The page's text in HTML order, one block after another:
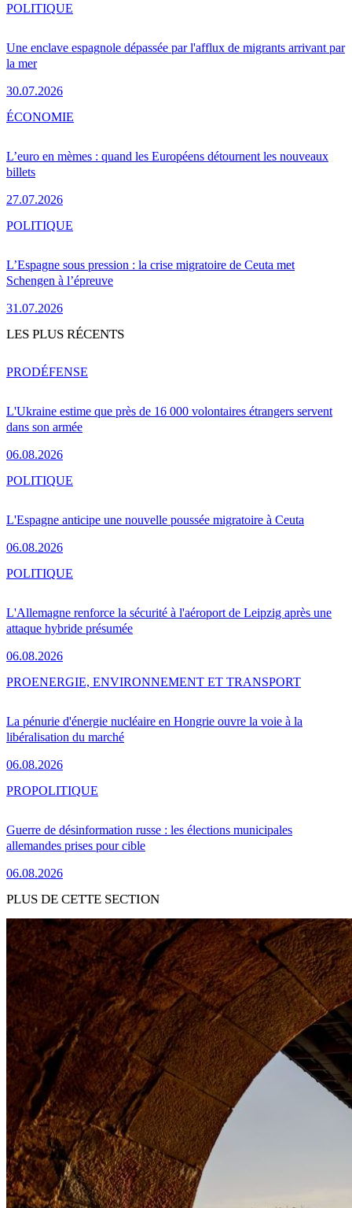
Une enclave espagnole dépassée par l'afflux de migrants arrivant par
la mer
30.07.2026
POLITIQUE
L’euro en mèmes : quand les Européens détournent les nouveaux
billets
27.07.2026
ÉCONOMIE
L’Espagne sous pression : la crise migratoire de Ceuta met
Schengen à l’épreuve
31.07.2026
POLITIQUE
LES PLUS RÉCENTS
L'Ukraine estime que près de 16 000 volontaires étrangers servent
dans son armée
06.08.2026
PRODÉFENSE
L'Espagne anticipe une nouvelle poussée migratoire à Ceuta
06.08.2026
POLITIQUE
L'Allemagne renforce la sécurité à l'aéroport de Leipzig après une
attaque hybride présumée
06.08.2026
POLITIQUE
La pénurie d'énergie nucléaire en Hongrie ouvre la voie à la
libéralisation du marché
06.08.2026
PROENERGIE, ENVIRONNEMENT ET TRANSPORT
Guerre de désinformation russe : les élections municipales
allemandes prises pour cible
06.08.2026
PROPOLITIQUE
PLUS DE CETTE SECTION